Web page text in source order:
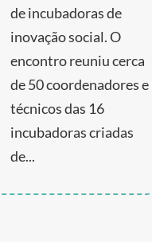
de incubadoras de
inovação social. O
encontro reuniu cerca
de 50 coordenadores e
técnicos das 16
incubadoras criadas
de...